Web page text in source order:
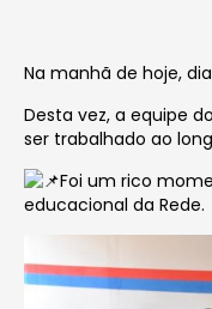
Na manhã de hoje,
Desta vez, a equipe
ser trabalhado ao
Foi um rico
educacional da Rede.